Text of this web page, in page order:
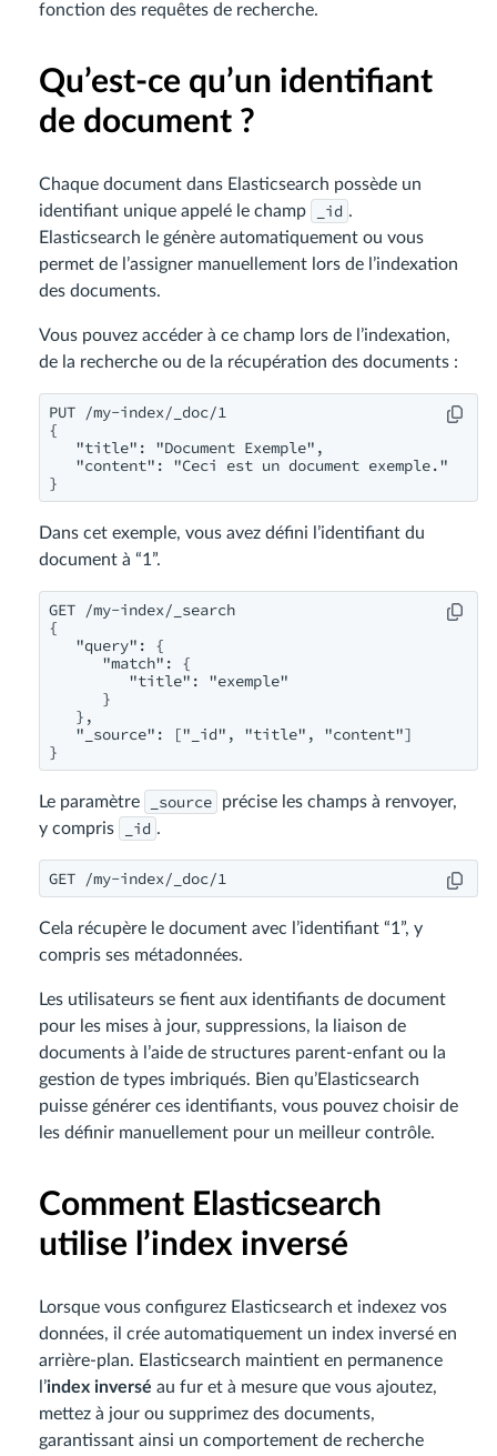
fonction des requêtes de recherche.
Qu’est-ce qu’un identifiant
de document ?
Chaque document dans Elasticsearch possède un
identifiant unique appelé le champ
_id .
Elasticsearch le génère automatiquement ou vous
permet de l’assigner manuellement lors de l’indexation
des documents.
Vous pouvez accéder à ce champ lors de l’indexation,
de la recherche ou de la récupération des documents :
PUT /my-index/_doc/1
{
   "title": "Document Exemple",
   "content": "Ceci est un document exemple."
}
Dans cet exemple, vous avez défini l’identifiant du
document à “1”.
GET /my-index/_search
{
   "query": {
      "match": {
         "title": "exemple"
      }
   },
   "_source": ["_id", "title", "content"]
}
Le paramètre _source
précise les champs à renvoyer,
y compris
_id .
GET /my-index/_doc/1
Cela récupère le document avec l’identifiant “1”, y
compris ses métadonnées.
Les utilisateurs se fient aux identifiants de document
pour les mises à jour, suppressions, la liaison de
documents à l’aide de structures parent-enfant ou la
gestion de types imbriqués. Bien qu’Elasticsearch
puisse générer ces identifiants, vous pouvez choisir de
les définir manuellement pour un meilleur contrôle.
Comment Elasticsearch
utilise l’index inversé
Lorsque vous configurez Elasticsearch et indexez vos
données, il crée automatiquement un index inversé en
arrière-plan. Elasticsearch maintient en permanence
l’index inversé au fur et à mesure que vous ajoutez,
mettez à jour ou supprimez des documents,
garantissant ainsi un comportement de recherche